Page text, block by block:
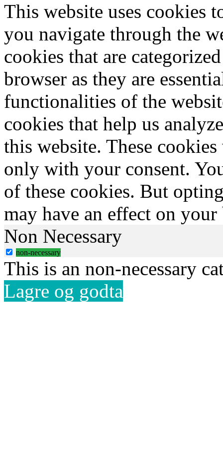
This website uses cookies
you navigate through the
cookies that are
browser as they are
functionalities of the
cookies that help us
this website. These
only with your consent.
of these cookies. But
may have an effect on
Non Necessary
non-necessary
This is an non-necessary
Lagre og godta